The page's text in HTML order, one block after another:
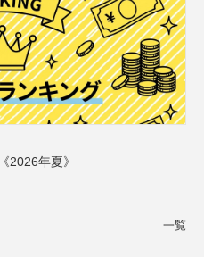
2026年夏》
一覧